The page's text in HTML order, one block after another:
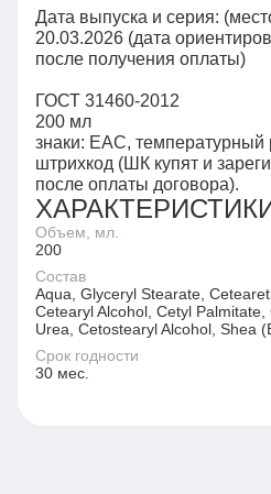
Дата выпуска и серия:
20.03.2026 (дата
после получения оплаты)
ГОСТ 31460-2012
200 мл
знаки: ЕАС,
штрихкод (ШК купят и
Объем, мл.
200
Состав
Aqua, Glyceryl Stearate,
Cetearyl Alcohol, Cetyl
Urea, Cetostearyl Alcohol, Shea
Срок годности
30 мес.